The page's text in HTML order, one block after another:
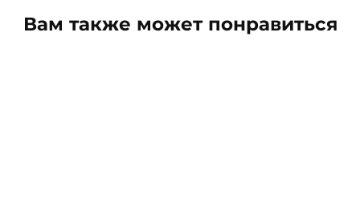
Вам также может понравиться